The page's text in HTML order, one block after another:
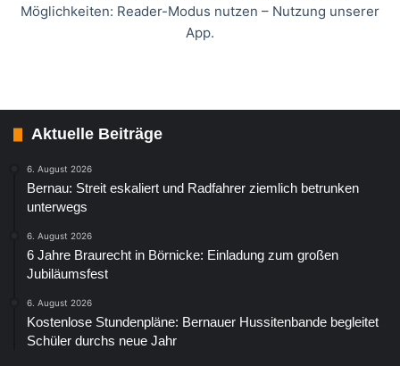
Möglichkeiten: Reader-Modus nutzen – Nutzung unserer
App.
Aktuelle Beiträge
6. August 2026
Bernau: Streit eskaliert und Radfahrer ziemlich betrunken
unterwegs
6. August 2026
6 Jahre Braurecht in Börnicke: Einladung zum großen
Jubiläumsfest
6. August 2026
Kostenlose Stundenpläne: Bernauer Hussitenbande begleitet
Schüler durchs neue Jahr